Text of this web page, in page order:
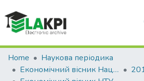
Communities & Collections
All of DSpace
Home
Наукова періодика
Економічний вісник Національного технічного університету України «Київський політехнічний інститут»